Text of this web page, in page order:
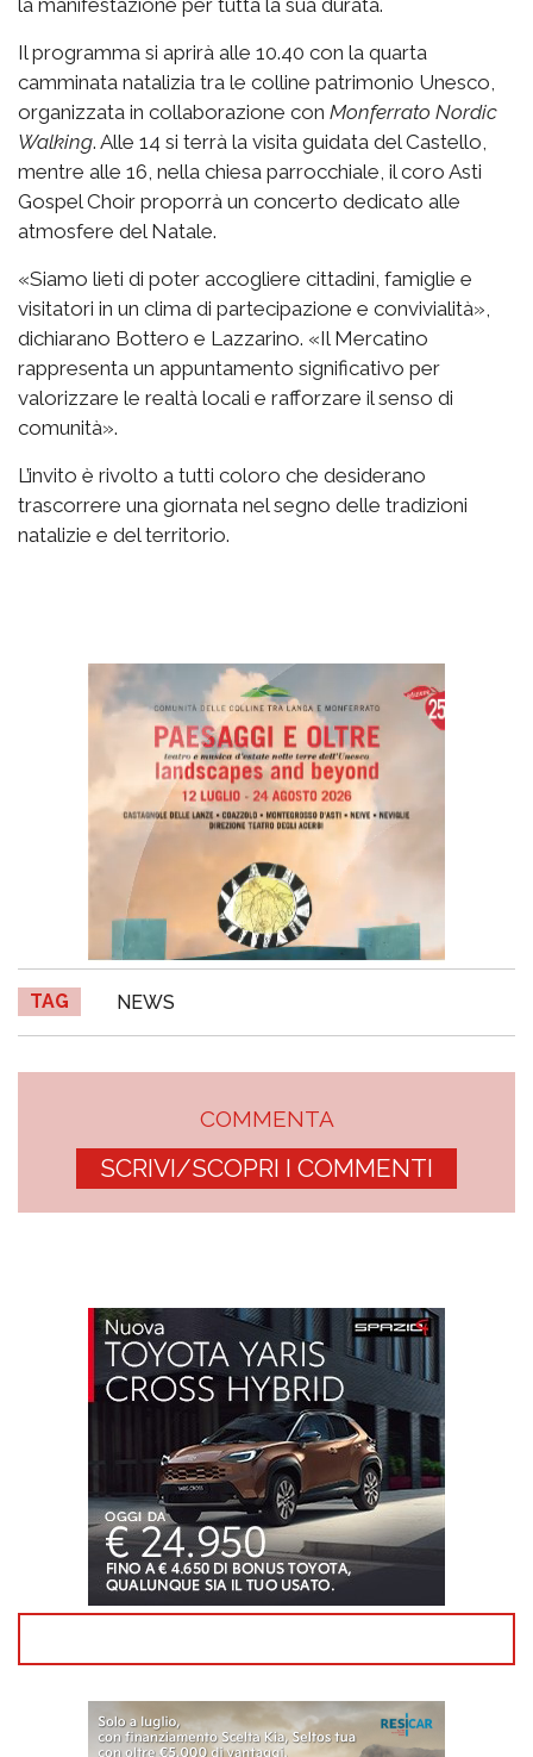
la manifestazione per tutta la sua durata.
Il programma si aprirà alle 10.40 con la quarta
camminata natalizia tra le colline patrimonio Unesco,
organizzata in collaborazione con Monferrato Nordic
Walking. Alle 14 si terrà la visita guidata del Castello,
mentre alle 16, nella chiesa parrocchiale, il coro Asti
Gospel Choir proporrà un concerto dedicato alle
atmosfere del Natale.
«Siamo lieti di poter accogliere cittadini, famiglie e
visitatori in un clima di partecipazione e convivialità»,
dichiarano Bottero e Lazzarino. «Il Mercatino
rappresenta un appuntamento significativo per
valorizzare le realtà locali e rafforzare il senso di
comunità».
L’invito è rivolto a tutti coloro che desiderano
trascorrere una giornata nel segno delle tradizioni
natalizie e del territorio.
TAG NEWS
COMMENTA
SCRIVI/SCOPRI I COMMENTI